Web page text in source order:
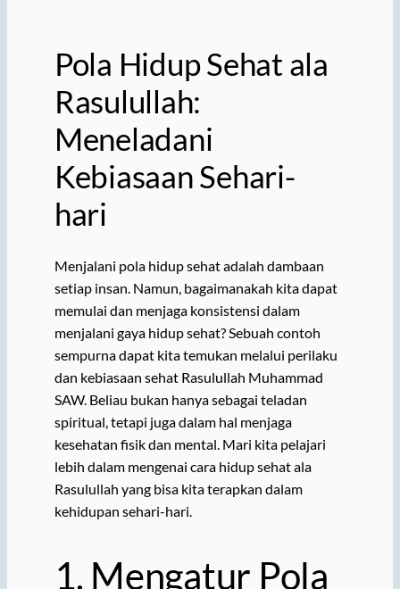
Pola Hidup Sehat ala
Rasulullah:
Meneladani
Kebiasaan Sehari-
hari
Menjalani pola hidup sehat adalah dambaan
setiap insan. Namun, bagaimanakah kita dapat
memulai dan menjaga konsistensi dalam
menjalani gaya hidup sehat? Sebuah contoh
sempurna dapat kita temukan melalui perilaku
dan kebiasaan sehat Rasulullah Muhammad
SAW. Beliau bukan hanya sebagai teladan
spiritual, tetapi juga dalam hal menjaga
kesehatan fisik dan mental. Mari kita pelajari
lebih dalam mengenai cara hidup sehat ala
Rasulullah yang bisa kita terapkan dalam
kehidupan sehari-hari.
1. Mengatur Pola